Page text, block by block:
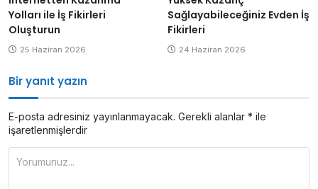
Yolları ile İş Fikirleri
Oluşturun
25 Haziran 2026
Sağlayabileceğiniz Evden İş
Fikirleri
24 Haziran 2026
Bir yanıt yazın
E-posta adresiniz yayınlanmayacak. Gerekli alanlar * ile
işaretlenmişlerdir